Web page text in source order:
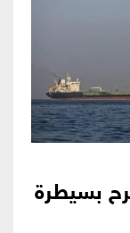
بسيطرة